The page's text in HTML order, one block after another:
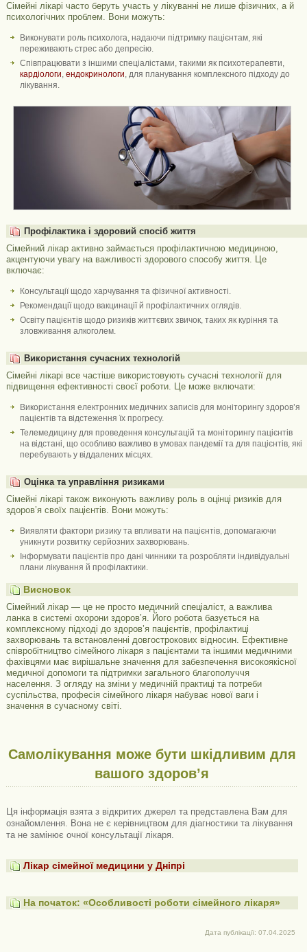
Сімейні лікарі часто беруть участь у лікуванні не лише фізичних, а й
психологічних проблем. Вони можуть:
Виконувати роль психолога, надаючи підтримку пацієнтам, які
переживають стрес або депресію.
Співпрацювати з іншими спеціалістами, такими як психотерапевти,
кардіологи, ендокринологи, для планування комплексного підходу до
лікування.
Профілактика і здоровий спосіб життя
Сімейний лікар активно займається профілактичною медициною,
акцентуючи увагу на важливості здорового способу життя. Це
включає:
Консультації щодо харчування та фізичної активності.
Рекомендації щодо вакцинації й профілактичних оглядів.
Освіту пацієнтів щодо ризиків життєвих звичок, таких як куріння та
зловживання алкоголем.
Використання сучасних технологій
Сімейні лікарі все частіше використовують сучасні технології для
підвищення ефективності своєї роботи. Це може включати:
Використання електронних медичних записів для моніторингу здоров’я
пацієнтів та відстеження їх прогресу.
Телемедицину для проведення консультацій та моніторингу пацієнтів
на відстані, що особливо важливо в умовах пандемії та для пацієнтів, які
перебувають у віддалених місцях.
Оцінка та управління ризиками
Сімейні лікарі також виконують важливу роль в оцінці ризиків для
здоров’я своїх пацієнтів. Вони можуть:
Виявляти фактори ризику та впливати на пацієнтів, допомагаючи
уникнути розвитку серйозних захворювань.
Інформувати пацієнтів про дані чинники та розробляти індивідуальні
плани лікування й профілактики.
Висновок
Сімейний лікар — це не просто медичний спеціаліст, а важлива
ланка в системі охорони здоров’я. Його робота базується на
комплексному підході до здоров’я пацієнтів, профілактиці
захворювань та встановленні довгострокових відносин. Ефективне
співробітництво сімейного лікаря з пацієнтами та іншими медичними
фахівцями має вирішальне значення для забезпечення високоякісної
медичної допомоги та підтримки загального благополуччя
населення. З огляду на зміни у медичній практиці та потреби
суспільства, професія сімейного лікаря набуває нової ваги і
значення в сучасному світі.
Самолікування може бути шкідливим для
вашого здоров’я
Ця інформація взята з відкритих джерел та представлена ​​Вам для
ознайомлення. Вона не є керівництвом для діагностики та лікування
та не замінює очної консультації лікаря.
Лікар сімейної медицини у Дніпрі
На початок: «Особливості роботи сімейного лікаря»
Дата публікації: 07.04.2025